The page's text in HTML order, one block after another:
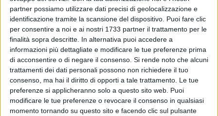
partner possiamo utilizzare dati precisi di geolocalizzazione e
identificazione tramite la scansione del dispositivo. Puoi fare clic
per consentire a noi e ai nostri 1733 partner il trattamento per le
finalità sopra descritte. In alternativa puoi accedere a
informazioni più dettagliate e modificare le tue preferenze prima
di acconsentire o di negare il consenso. Si rende noto che alcuni
trattamenti dei dati personali possono non richiedere il tuo
consenso, ma hai il diritto di opporti a tale trattamento. Le tue
preferenze si applicheranno solo a questo sito web. Puoi
modificare le tue preferenze o revocare il consenso in qualsiasi
momento tornando su questo sito e facendo clic sul pulsante
hanno in comune un forte senso diappartenenza.
Grazie alla collaborazione di tutti colori che hanno risposto
al nostro invito per la realizzazione di questi auguri
"popolari",tutta la squadra del Viva Network e di
InnovaNews augurano a tutti i più gioiosi auguri di Buon
Natale!